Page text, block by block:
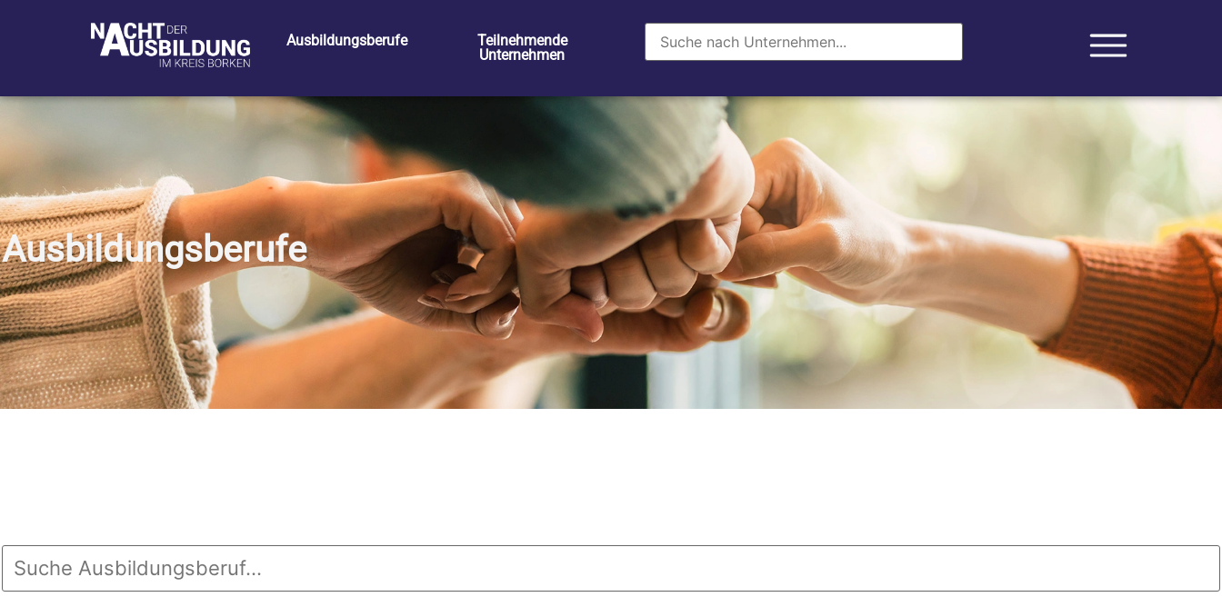
Ausbildungsberufe
Teilnehmende
Unternehmen
Ausbildungsberufe